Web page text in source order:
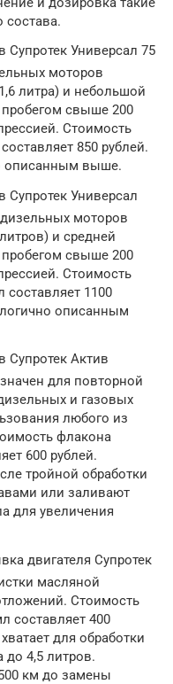
состава.
Супротек Универсал 75
моторов
литра) и небольшой
свыше 200
Стоимость
850 рублей.
описанным выше.
Супротек Универсал
моторов
и средней
свыше 200
Стоимость
1100
описанным
Супротек Актив
для повторной
и газовых
любого из
флакона
600 рублей.
тройной обработки
или заливают
для увеличения
двигателя Супротек
масляной
Стоимость
составляет 400
для обработки
4,5 литров.
км до замены